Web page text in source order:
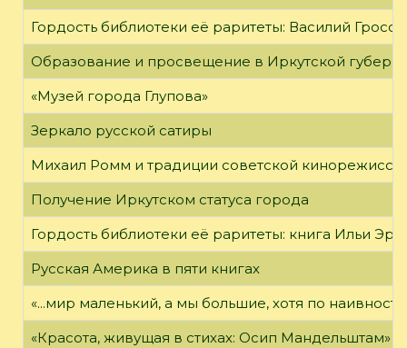
Гордость библиотеки её раритеты: Василий
Образование и просвещение в Иркутской
«Музей города Глупова»
Зеркало русской сатиры
Михаил Ромм и традиции советской
Получение Иркутском статуса города
Гордость библиотеки её раритеты: книга Ильи
Русская Америка в пяти книгах
«...мир маленький, а мы большие, хотя по
«Красота, живущая в стихах: Осип Мандельштам»